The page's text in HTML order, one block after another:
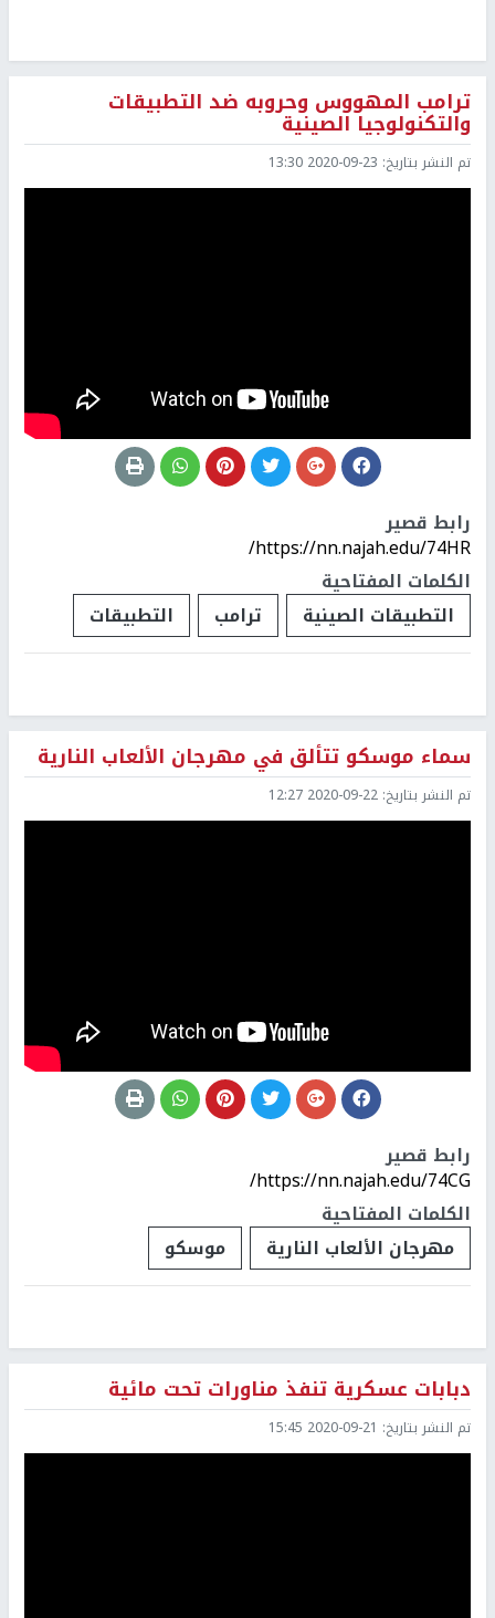
ترامب المهووس وحروبه ضد التطبيقات
والتكنولوجيا الصينية
تم النشر بتاريخ: 2020-09-23 13:30
رابط قصير
https://nn.najah.edu/74HR/
الكلمات المفتاحية
التطبيقات الصينية
ترامب التطبيقات
سماء موسكو تتألق في مهرجان الألعاب النارية
تم النشر بتاريخ: 2020-09-22 12:27
رابط قصير
https://nn.najah.edu/74CG/
الكلمات المفتاحية
مهرجان الألعاب النارية
موسكو
دبابات عسكرية تنفذ مناورات تحت مائية
تم النشر بتاريخ: 2020-09-21 15:45